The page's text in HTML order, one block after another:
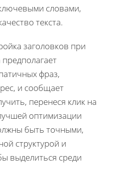
словами,
текста.
заголовков при
фраз,
и сообщает
перенеся клик на
оптимизации
быть точными,
структурой и
выделиться среди